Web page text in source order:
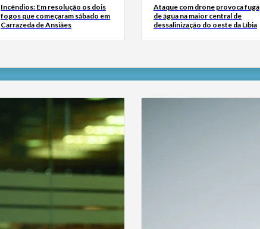
Incêndios: Em resolução os dois
fogos que começaram sábado em
Carrazeda de Ansiães
Ataque com drone provoca fuga
de água na maior central de
dessalinização do oeste da Líbia